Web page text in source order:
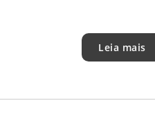
Leia mais